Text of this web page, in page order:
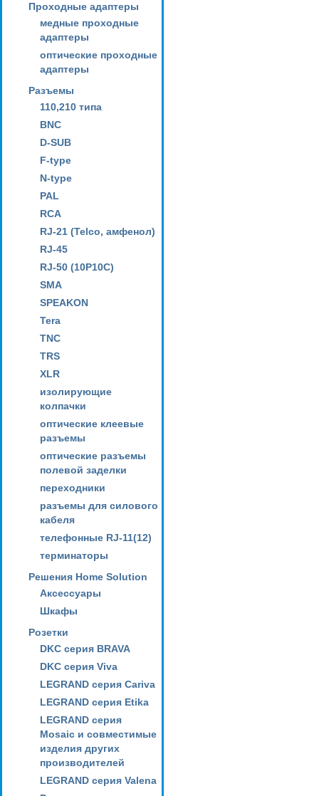
Проходные адаптеры
медные проходные
адаптеры
оптические проходные
адаптеры
Разъемы
110,210 типа
BNC
D-SUB
F-type
N-type
PAL
RCA
RJ-21 (Telco, амфенол)
RJ-45
RJ-50 (10P10C)
SMA
SPEAKON
Tera
TNC
TRS
XLR
изолирующие
колпачки
оптические клеевые
разъемы
оптические разъемы
полевой заделки
переходники
разъемы для силового
кабеля
телефонные RJ-11(12)
терминаторы
Решения Home Solution
Аксессуары
Шкафы
Розетки
DKC серия BRAVA
DKC серия Viva
LEGRAND серия Cariva
LEGRAND серия Etika
LEGRAND серия
Mosaic и совместимые
изделия других
производителей
LEGRAND серия Valena